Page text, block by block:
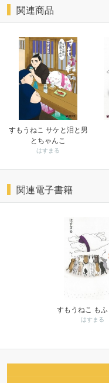
関連商品
すもうねこ サケと泪と男
とちゃんこ
はすまる
関連電子書籍
すもうねこ もふ
はすまる